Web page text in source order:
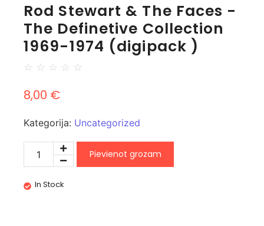
Rod Stewart & The Faces -
The Definetive Collection
1969-1974 (digipack )
☆ ☆ ☆ ☆ ☆
8,00 €
Kategorija: Uncategorized
Pievienot grozam
In Stock